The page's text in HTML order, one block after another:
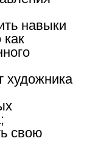
навыки
художника
свою